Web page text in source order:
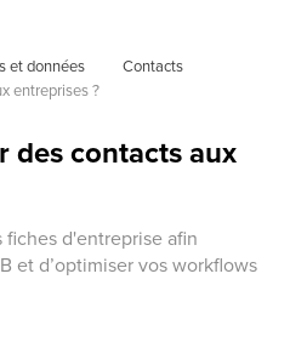
et données
Contacts
entreprises ?
des contacts aux
d'entreprise afin
et d’optimiser vos workflows